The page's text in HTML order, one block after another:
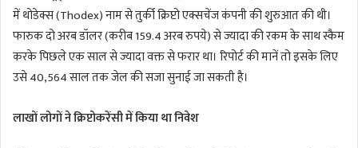
में थोडेक्स (Thodex) नाम से तुर्की क्रिप्टो एक्सचेंज कंपनी की शुरुआत की थी।
फारुक दो अरब डॉलर (करीब 159.4 अरब रुपये) से ज्यादा की रकम के साथ स्कैम
करके पिछले एक साल से ज्यादा वक्त से फरार था। रिपोर्ट की मानें तो इसके लिए
उसे 40,564 साल तक जेल की सजा सुनाई जा सकती है।
लाखों लोगों ने क्रिप्टोकरेंसी में किया था निवेश